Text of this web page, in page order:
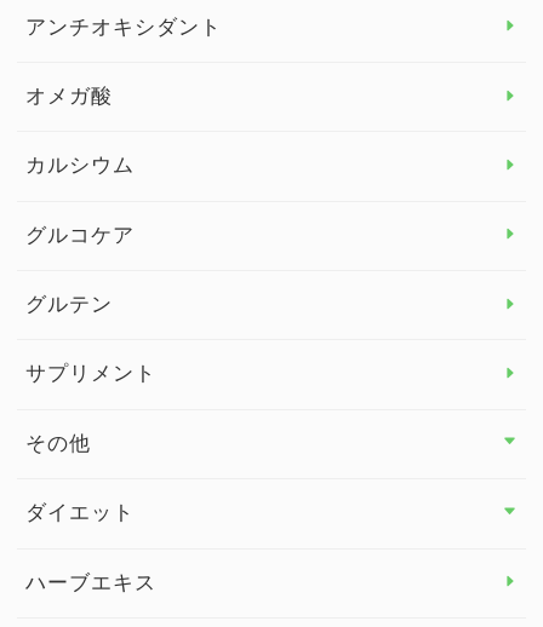
アレルギー トップ
アンチオキシダント
オメガ酸
カルシウム
グルコケア
グルテン
サプリメント
その他
その他 トップ
ダイエット
ダイエット トップ
ハーブエキス